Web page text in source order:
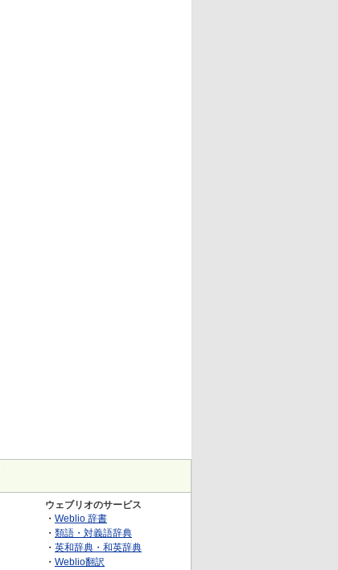
ウェブリオのサービス
・ Weblio 辞書
・ 類語・対義語辞典
・ 英和辞典・和英辞典
・ Weblio翻訳